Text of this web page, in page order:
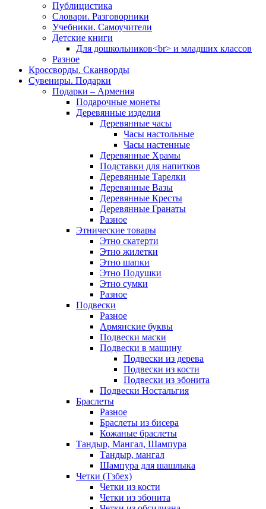
Публицистика
Словари. Разговорники
Учебники. Самоучители
Детские книги
Для дошкольников<br> и младших классов
Разное
Кроссворды. Сканворды
Сувениры. Подарки
Подарки – Армения
Подарочные монеты
Деревянные изделия
Деревянные часы
Часы настольные
Часы настенные
Деревянные Храмы
Подставки для напитков
Деревянные Тарелки
Деревянные Вазы
Деревянные Кресты
Деревянные Гранаты
Разное
Этнические товары
Этно скатерти
Этно жилетки
Этно шапки
Этно Подушки
Этно сумки
Разное
Подвески
Разное
Армянские буквы
Подвески маски
Подвески в машину
Подвески из дерева
Подвески из кости
Подвески из эбонита
Подвески Ностальгия
Браслеты
Разное
Браслеты из бисера
Кожаные браслеты
Тандыр, Мангал, Шампура
Тандыр, мангал
Шампура для шашлыка
Четки (Тзбех)
Четки из кости
Четки из эбонита